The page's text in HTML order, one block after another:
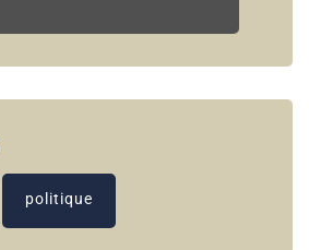
politique